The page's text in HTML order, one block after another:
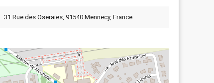
31 Rue des Oseraies, 91540 Mennecy, France